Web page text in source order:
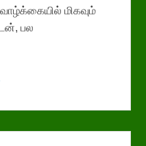
மிகவும்
பல